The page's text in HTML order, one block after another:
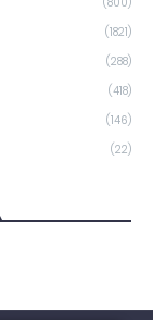
(1821)
(288)
(418)
(146)
(22)